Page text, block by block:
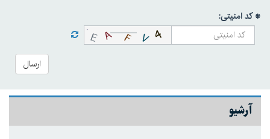
* کد امنیتی:
ارسال
آرشیو